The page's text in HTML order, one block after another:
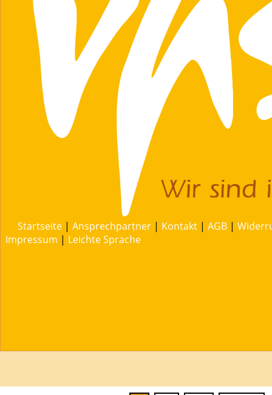
Startseite | Ansprechpartner | Kontakt | AGB |
Impressum | Leichte Sprache